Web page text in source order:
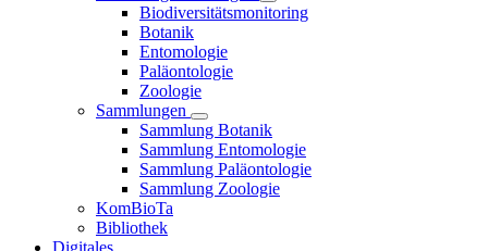
Biodiversitätsmonitoring
Botanik
Entomologie
Paläontologie
Zoologie
Sammlungen
Sammlung Botanik
Sammlung Entomologie
Sammlung Paläontologie
Sammlung Zoologie
KomBioTa
Bibliothek
Digitales